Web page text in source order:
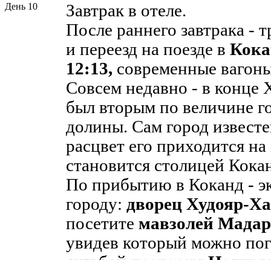
День 10
Завтрак в отеле.
После раннего завтрака -
и переезд на поезде в
12:13, современные
Совсем недавно - в конце
был вторым по величине
долины. Сам город
расцвет его приходится
становится столицей
По прибытию в Коканд -
городу: дворец Худояр-
посетите мавзолей
увидев который можно